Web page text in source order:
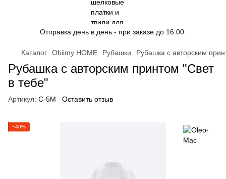
Отправка день в день - при заказе до 16:00.
Каталог Obiimy HOME Рубашки Рубашка с авторским
Рубашка с авторским принтом "Свет
в тебе"
Артикул: C-5M Оставить отзыв
−40%